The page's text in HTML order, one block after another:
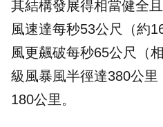
其結構發展得相當健全
風速達每秒53公尺（約
風更飆破每秒65公尺（
級風暴風半徑達380公
180公里。